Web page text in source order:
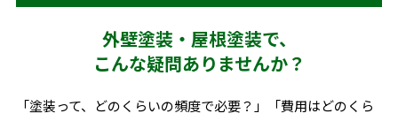
外壁塗装・屋根塗装で、
こんな疑問ありませんか？
「塗装って、どのくらいの頻度で必要？」「費用はどのくら